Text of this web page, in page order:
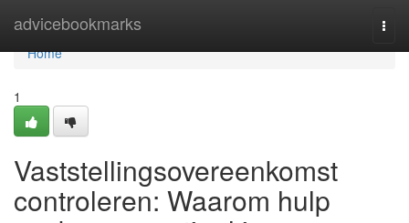
advicebookmarks
Home
Home
1
Vaststellingsovereenkomst
controleren: Waarom hulp